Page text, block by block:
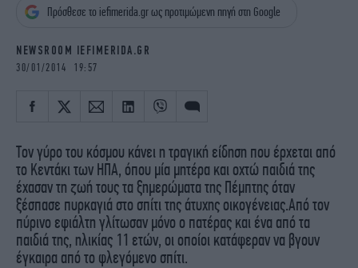
iBOOKS
ΖΩΔΙΑ
MEDIA
NEWSLETTER
Πρόσθεσε το iefimerida.gr ως προτιμώμενη πηγή στη Google
NEWSROOM IEFIMERIDA.GR
30/01/2014 19:57
Τον γύρο του κόσμου κάνει η τραγική είδηση που έρχεται από
το Κεντάκι των ΗΠΑ, όπου μία μητέρα και οχτώ παιδιά της
έχασαν τη ζωή τους τα ξημερώματα της Πέμπτης όταν
ξέσπασε πυρκαγιά στο σπίτι της άτυχης οικογένειας.Από τον
πύρινο εφιάλτη γλίτωσαν μόνο ο πατέρας και ένα από τα
παιδιά της, ηλικίας 11 ετών, οι οποίοι κατάφεραν να βγουν
έγκαιρα από το φλεγόμενο σπίτι.